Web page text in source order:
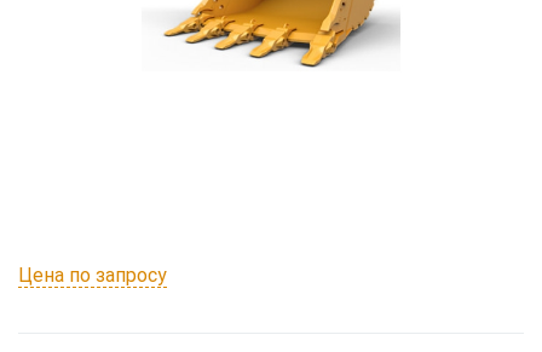
Цена по запросу